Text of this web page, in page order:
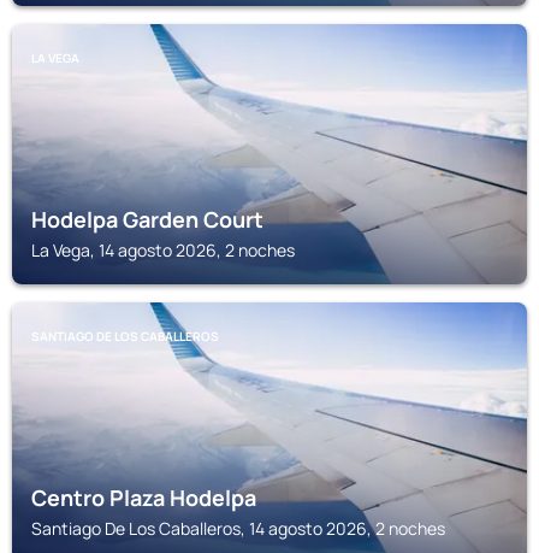
LA VEGA
Hodelpa Garden Court
La Vega, 14 agosto 2026, 2 noches
SANTIAGO DE LOS CABALLEROS
Centro Plaza Hodelpa
Santiago De Los Caballeros, 14 agosto 2026, 2 noches